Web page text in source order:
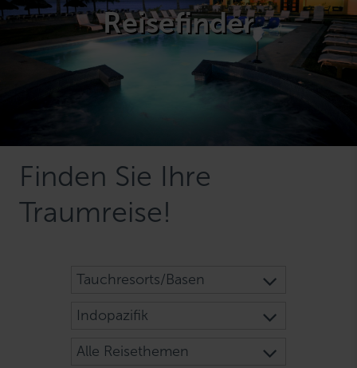
Reisefinder
Finden Sie Ihre
Traumreise!
Tauchresorts/Basen
Indopazifik
Alle Reisethemen